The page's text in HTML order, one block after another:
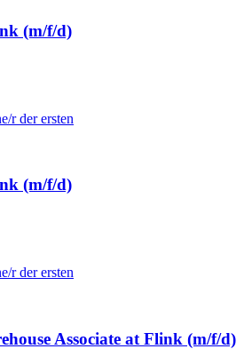
(m/f/d)
r der ersten
(m/f/d)
r der ersten
Associate at Flink (m/f/d)